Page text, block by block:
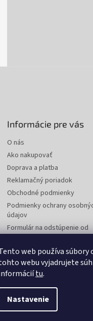
web používa súbory
webu vyjadrujete
tu.
Nastavenie
Informácie pre vás
O nás
Ako nakupovať
Doprava a platba
Reklamačný poriadok
Obchodné podmienky
Podmienky ochrany
údajov
Formulár na odstúpenie od
Formulár na reklamáciu
Kontakty
Upraviť nastavenie cookies